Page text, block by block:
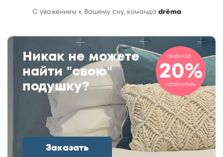
С уважением к Вашему сну, команда drёma
Никак не можете
найти "свою"
подушку?
Заказать
СКИДКИ ДО
20%
УСПЕЙ КУПИТЬ